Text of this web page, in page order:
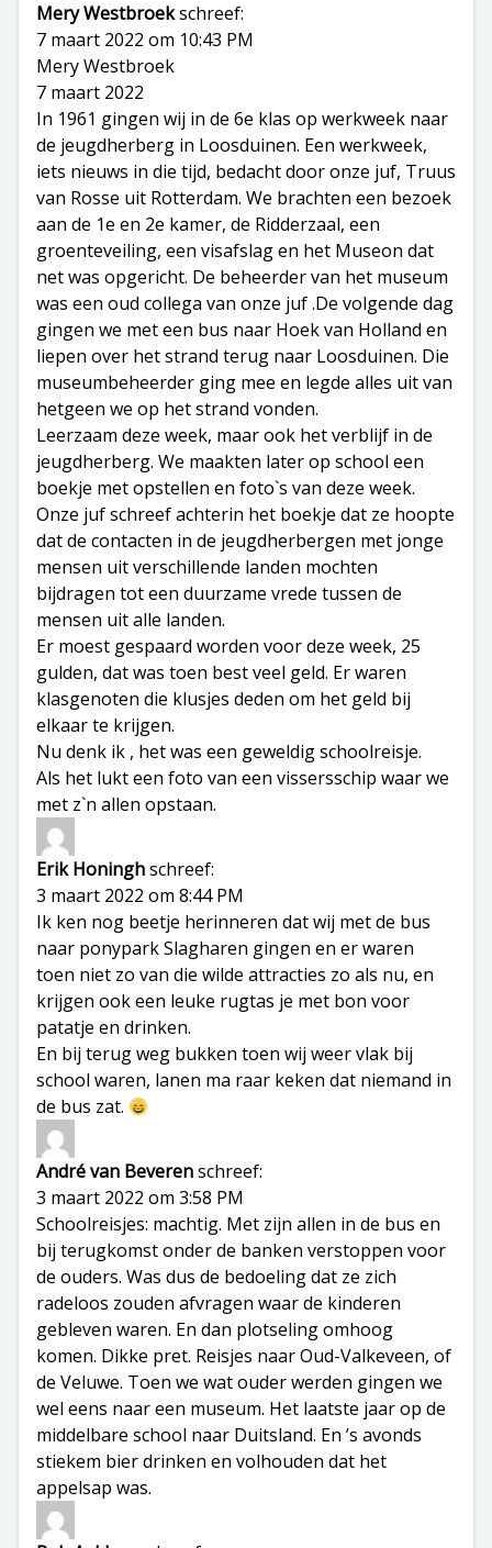
Mery Westbroekschreef:
7 maart 2022 om 10:43 PM
Mery Westbroek
7 maart 2022
In 1961 gingen wij in de 6e klas op werkweek naar
de jeugdherberg in Loosduinen. Een werkweek,
iets nieuws in die tijd, bedacht door onze juf, Truus
van Rosse uit Rotterdam. We brachten een bezoek
aan de 1e en 2e kamer, de Ridderzaal, een
groenteveiling, een visafslag en het Museon dat
net was opgericht. De beheerder van het museum
was een oud collega van onze juf .De volgende dag
gingen we met een bus naar Hoek van Holland en
liepen over het strand terug naar Loosduinen. Die
museumbeheerder ging mee en legde alles uit van
hetgeen we op het strand vonden.
Leerzaam deze week, maar ook het verblijf in de
jeugdherberg. We maakten later op school een
boekje met opstellen en foto`s van deze week.
Onze juf schreef achterin het boekje dat ze hoopte
dat de contacten in de jeugdherbergen met jonge
mensen uit verschillende landen mochten
bijdragen tot een duurzame vrede tussen de
mensen uit alle landen.
Er moest gespaard worden voor deze week, 25
gulden, dat was toen best veel geld. Er waren
klasgenoten die klusjes deden om het geld bij
elkaar te krijgen.
Nu denk ik , het was een geweldig schoolreisje.
Als het lukt een foto van een vissersschip waar we
met z`n allen opstaan.
Erik Honinghschreef:
3 maart 2022 om 8:44 PM
Ik ken nog beetje herinneren dat wij met de bus
naar ponypark Slagharen gingen en er waren
toen niet zo van die wilde attracties zo als nu, en
krijgen ook een leuke rugtas je met bon voor
patatje en drinken.
En bij terug weg bukken toen wij weer vlak bij
school waren, lanen ma raar keken dat niemand in
de bus zat.
André van Beverenschreef:
3 maart 2022 om 3:58 PM
Schoolreisjes: machtig. Met zijn allen in de bus en
bij terugkomst onder de banken verstoppen voor
de ouders. Was dus de bedoeling dat ze zich
radeloos zouden afvragen waar de kinderen
gebleven waren. En dan plotseling omhoog
komen. Dikke pret. Reisjes naar Oud-Valkeveen, of
de Veluwe. Toen we wat ouder werden gingen we
wel eens naar een museum. Het laatste jaar op de
middelbare school naar Duitsland. En ’s avonds
stiekem bier drinken en volhouden dat het
appelsap was.